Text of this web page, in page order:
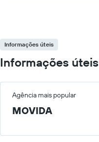
Informações úteis
Informações úteis
Agência mais popular
MOVIDA